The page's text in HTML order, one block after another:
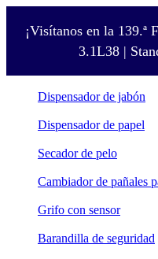
¡Visítanos en la 139.ª
3.1L38 |
Producto
Dispensador de jabón
Dispensador de papel
Secador de pelo
Cambiador de pañales
Grifo con sensor
Barandilla de seguridad